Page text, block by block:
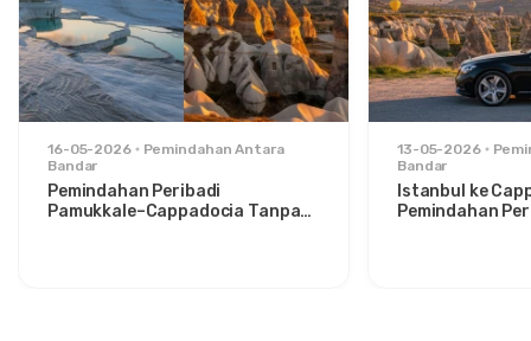
16-05-2026
Pemindahan Antara
Bandar
Pemindahan Peribadi
Pamukkale–Cappadocia Tanpa
13-05-2026
Bandar
Istanbul ke
Pemindahan